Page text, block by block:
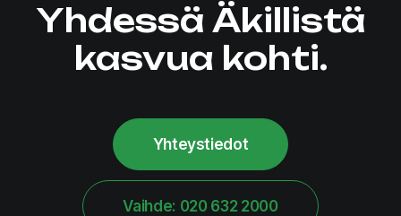
Yhdessä Äkillistä
kasvua kohti.
Yhteystiedot
Vaihde: 020 632 2000